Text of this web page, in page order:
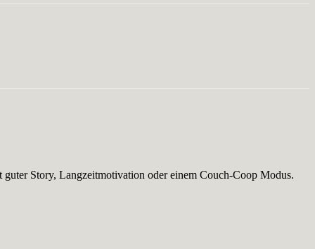
Story, Langzeitmotivation oder einem Couch-Coop Modus.